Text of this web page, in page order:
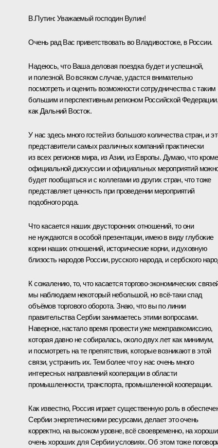
В.Путин: Уважаемый господин Вулин!
Очень рад Вас приветствовать во Владивостоке, в России.
Надеюсь, что Ваша деловая поездка будет и успешной,
и полезной. Во всяком случае, удастся внимательно
посмотреть и оценить возможности сотрудничества с таким
большим и перспективным регионом Российской Федерации,
как Дальний Восток.
У нас здесь много гостей из большого количества стран, и
представители самых различных компаний практически
из всех регионов мира, из Азии, из Европы. Думаю, что кроме
официальной дискуссии и официальных мероприятий
будет пообщаться и с коллегами из других стран, что тоже
представляет ценность при проведении мероприятий
подобного рода.
Что касается наших двусторонних отношений, то они
не нуждаются в особой презентации, имею в виду глубокие
корни наших отношений, исторические корни, и духовную
близость народов России, русского народа, и сербского
К сожалению, то, что касается торгово-экономических
мы наблюдаем некоторый небольшой, но всё-таки спад
объёмов торгового оборота. Знаю, что вы по линии
правительства Сербии занимаетесь этими вопросами.
Наверное, настало время провести уже межправкомиссию,
которая давно не собиралась, около двух лет как минимум,
и посмотреть на те препятствия, которые возникают в этой
связи, устранить их. Тем более что у нас очень много
интересных направлений кооперации в области
промышленности, транспорта, промышленной кооперации.
Как известно, Россия играет существенную роль в
Сербии энергетическими ресурсами, делает это очень
корректно, на высоком уровне, всё своевременно, на
очень хороших для Сербии условиях. Об этом тоже